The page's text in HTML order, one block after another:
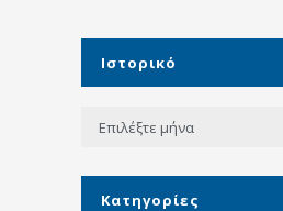
Ιστορικό
Ιστορικό
Kατηγορίες